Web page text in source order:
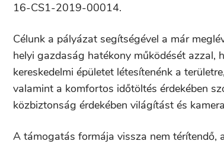
16-CS1-2019-00014.
Célunk a pályázat segítségével a már
helyi gazdaság hatékony működését azzal,
kereskedelmi épületet létesítenénk a
valamint a komfortos időtöltés érdekében
közbiztonság érdekében világítást és
A támogatás formája vissza nem